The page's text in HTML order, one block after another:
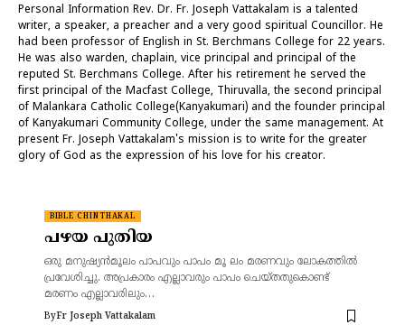
Personal Information Rev. Dr. Fr. Joseph Vattakalam is a talented
writer, a speaker, a preacher and a very good spiritual Councillor. He
had been professor of English in St. Berchmans College for 22 years.
He was also warden, chaplain, vice principal and principal of the
reputed St. Berchmans College. After his retirement he served the
first principal of the Macfast College, Thiruvalla, the second principal
of Malankara Catholic College(Kanyakumari) and the founder principal
of Kanyakumari Community College, under the same management. At
present Fr. Joseph Vattakalam's mission is to write for the greater
glory of God as the expression of his love for his creator.
BIBLE CHINTHAKAL
പഴയ പുതിയ
ഒരു മനുഷ്യന്‍മൂലം പാപവും പാപം മൂ ലം മരണവും ലോകത്തില്‍
പ്രവേശിച്ചു. അപ്രകാരം എല്ലാവരും പാപം ചെയ്‌തതുകൊണ്ട്‌
മരണം എല്ലാവരിലും…
ByFr Joseph Vattakalam